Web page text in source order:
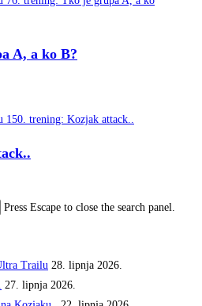
A, a ko B?
Press Escape to close the search panel.
Trailu 28. lipnja 2026.
27. lipnja 2026.